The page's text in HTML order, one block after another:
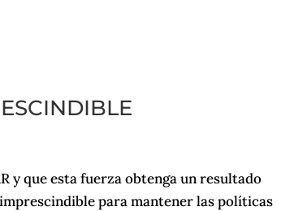
y que esta fuerza obtenga un resultado
para mantener las políticas